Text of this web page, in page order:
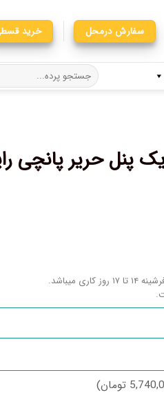
سفارش درمحل خرید